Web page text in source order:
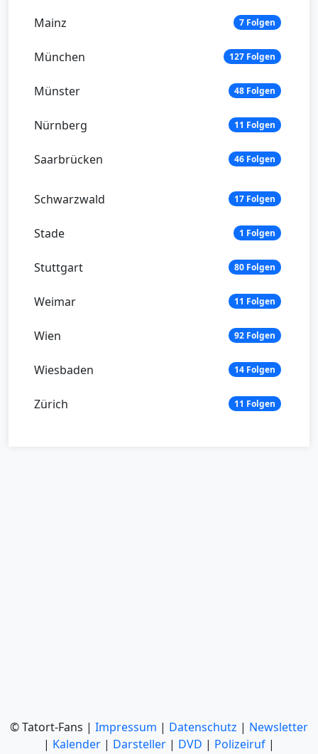
Mainz 7 Folgen
München 127 Folgen
Münster 48 Folgen
Nürnberg 11 Folgen
Saarbrücken 46 Folgen
Schwarzwald 17 Folgen
Stade 1 Folgen
Stuttgart 80 Folgen
Weimar 11 Folgen
Wien 92 Folgen
Wiesbaden 14 Folgen
Zürich 11 Folgen
© Tatort-Fans | Impressum | Datenschutz | Newsletter
| Kalender | Darsteller | DVD | Polizeiruf |